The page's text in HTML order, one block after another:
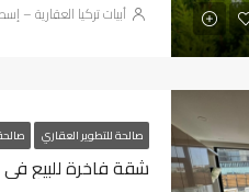
أبيات تركيا العقارية –
صالحة للتطوير العقاري
شقة فاخرة للبيع في